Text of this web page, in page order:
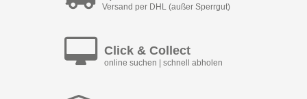
Versand per DHL (außer Sperrgut)
Click & Collect
online suchen | schnell abholen